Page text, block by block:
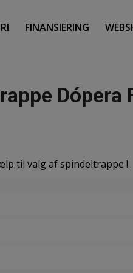
FINANSIERING
til valg af spindeltrappe !